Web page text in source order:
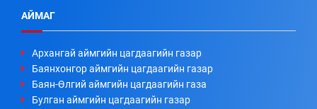
АЙМАГ
Архангай аймгийн цагдаагийн газар
Баянхонгор аймгийн цагдаагийн газар
Баян-Өлгий аймгийн цагдаагийн газа
Булган аймгийн цагдаагийн газар